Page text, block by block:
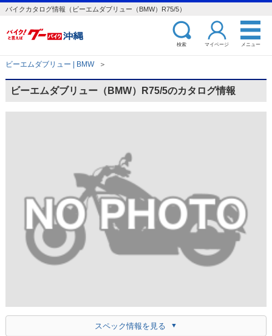
バイクカタログ情報（ビーエムダブリュー（BMW）R75/5）
検索 マイページ メニュー
ビーエムダブリュー | BMW ＞
ビーエムダブリュー（BMW）R75/5のカタログ情報
スペック情報を見る